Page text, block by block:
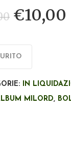
Il
prezzo
era:
€16,00.
€10,00
IN
MILORD,